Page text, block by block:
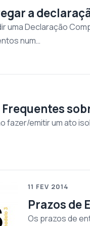
a
uma Declaração
num…
fazer/emitir um ato
11 FEV 2014
Prazos de
Os prazos de